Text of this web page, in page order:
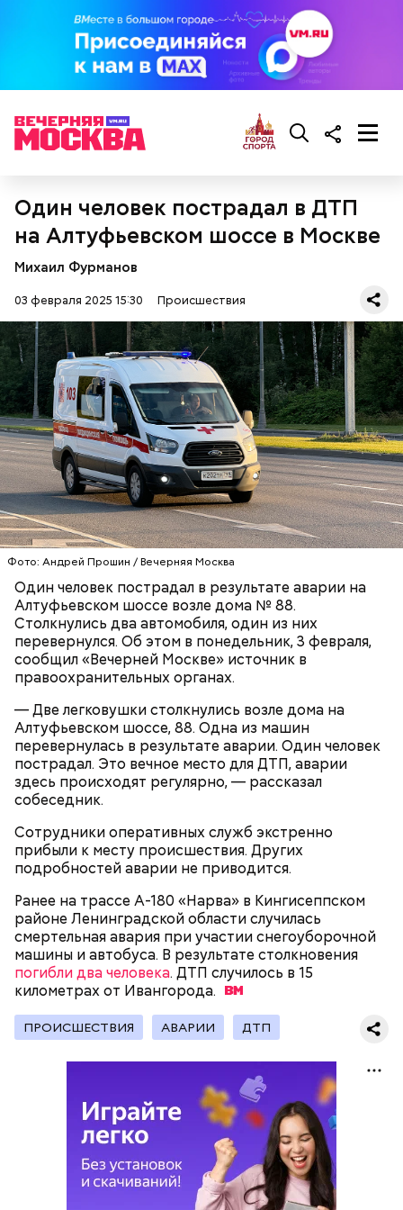
Один человек пострадал в ДТП
на Алтуфьевском шоссе в Москве
Михаил Фурманов
03 февраля 2025 15:30 Происшествия
Фото: Андрей Прошин / Вечерняя Москва
Один человек пострадал в результате аварии на
Алтуфьевском шоссе возле дома № 88.
Столкнулись два автомобиля, один из них
перевернулся. Об этом в понедельник, 3 февраля,
сообщил «Вечерней Москве» источник в
правоохранительных органах.
— Две легковушки столкнулись возле дома на
Алтуфьевском шоссе, 88. Одна из машин
перевернулась в результате аварии. Один человек
пострадал. Это вечное место для ДТП, аварии
здесь происходят регулярно, — рассказал
собеседник.
Сотрудники оперативных служб экстренно
прибыли к месту происшествия. Других
подробностей аварии не приводится.
Ранее на трассе А-180 «Нарва» в Кингисеппском
районе Ленинградской области случилась
смертельная авария при участии снегоуборочной
машины и автобуса. В результате столкновения
погибли два человека. ДТП случилось в 15
километрах от Ивангорода.
ПРОИСШЕСТВИЯ АВАРИИ ДТП
Молодого человека задержали. На первом же
допросе он признался, что планировал отравить
только отчима. Тогда следователи посчитали, что
мотивом преступления была квартира родителей,
которая в случае их смерти перешла бы сыну. Но
спустя несколько дней Миссюра заявил, что ранее
Кто еще был жертвой Миссюры
Первой жертвой Миссюры была его девушка.
Именно на ней молодой человек впервые испытал
химикаты, купленные в интернет-магазине. 13
января 2024 года он подсыпал дихлорэтан в
коктейль возлюбленной, отчего у нее случился
инсульт. Девушка неделюпровела в коме, а после
выписки из больницы узнала, что Миссюра
оформил на нее несколько кредитов.
Миссюры Константин. 3 февраля того же года,
когда молодые люди ехали вместе в машине,
подозреваемый угостил приятеля морсом с